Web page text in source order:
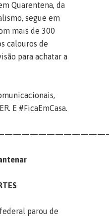
Quarentena, da
segue em
mais de 300
calouros de
para achatar a
E #FicaEmCasa.
parou de